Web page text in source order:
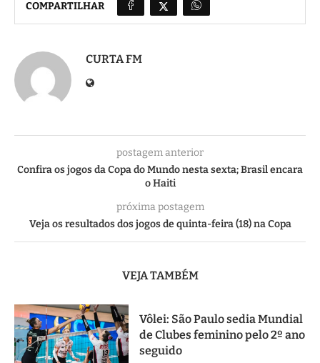
COMPARTILHAR
CURTA FM
postagem anterior
Confira os jogos da Copa do Mundo nesta sexta; Brasil encara
o Haiti
próxima postagem
Veja os resultados dos jogos de quinta-feira (18) na Copa
VEJA TAMBÉM
Vôlei: São Paulo sedia Mundial
de Clubes feminino pelo 2º ano
seguido